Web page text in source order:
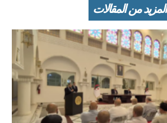
المزيد من المقالات